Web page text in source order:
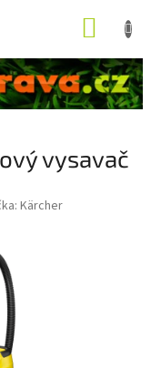
vysavač
Kärcher